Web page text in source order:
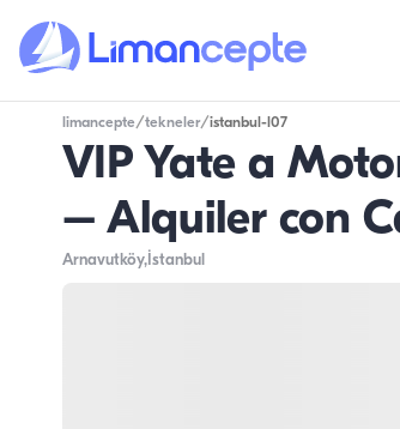
limancepte/tekneler/istanbul-l07
VIP Yate a
– Alquiler con
Arnavutköy,İstanbul